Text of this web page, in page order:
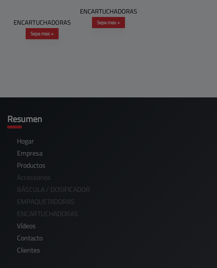
ENCARTUCHADORAS
Sepa mas +
ENCARTUCHADORAS
Sepa mas +
Resumen
Hogar
Empresa
Productos
Accessorios
BÁSCULA / DOSIFICADOR
EMPAQUETADORAS
ENCARTUCHADORAS
Vídeos
Contacto
Clientes